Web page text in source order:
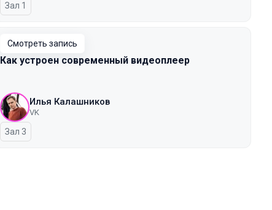
Зал 1
Смотреть запись
Как устроен современный видеоплеер
Илья Калашников
VK
Зал 3